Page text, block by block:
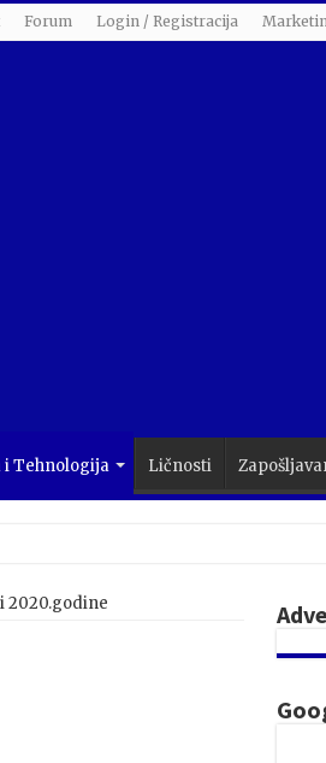
Forum Login / Registracija
i Tehnologija Ličnosti
2020.godine